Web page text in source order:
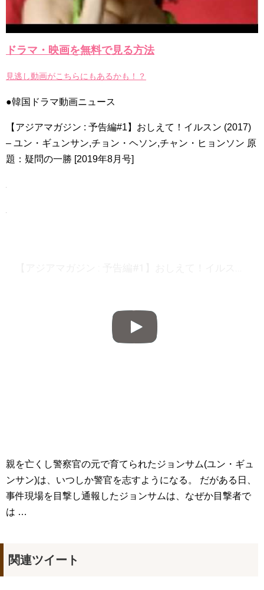
Powered by livedoor 相互RSS
ドラマ・映画を無料で見る方法
見逃し動画がこちらにもあるかも！？
●韓国ドラマ動画ニュース
【アジアマガジン : 予告編#1】おしえて！イルスン (2017)
– ユン・ギュンサン,チョン・ヘソン,チャン・ヒョンソン 原
題：疑問の一勝 [2019年8月号]
親を亡くし警察官の元で育てられたジョンサム(ユン・ギュ
ンサン)は、いつしか警官を志すようになる。 だがある日、
事件現場を目撃し通報したジョンサムは、なぜか目撃者で
は …
関連ツイート